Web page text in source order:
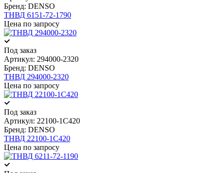
Бренд: DENSO
ТНВД 6151-72-1790
Цена по запросу
Под заказ
Артикул: 294000-2320
Бренд: DENSO
ТНВД 294000-2320
Цена по запросу
Под заказ
Артикул: 22100-1C420
Бренд: DENSO
ТНВД 22100-1C420
Цена по запросу